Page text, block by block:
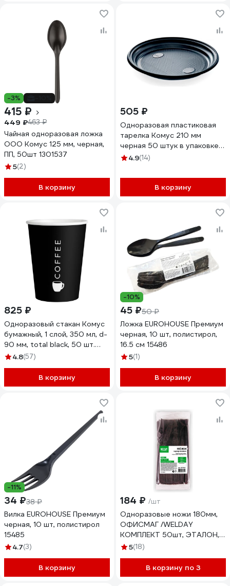
-3%
415 ₽
449 ₽463 ₽
Чайная одноразовая ложка
ООО Комус 125 мм, черная,
ПП, 50шт 1301537
5(2)
В корзину
505 ₽
Одноразовая пластиковая
тарелка Комус 210 мм
черная 50 штук в упаковке
1305765
4.9(14)
В корзину
825 ₽
Одноразовый стакан Комус
бумажный, 1 слой, 350 мл, d-
90 мм, total black, 50 шт.
1788818
4.8(57)
В корзину
-10%
45 ₽50 ₽
Ложка EUROHOUSE Премиум
черная, 10 шт, полистирол,
16.5 см 15486
5(1)
В корзину
-11%
34 ₽38 ₽
Вилка EUROHOUSE Премиум
черная, 10 шт, полистирол
15485
4.7(3)
В корзину
184 ₽ /шт
Одноразовые ножи 180мм,
ОФИСМАГ /WELDAY
КОМПЛЕКТ 50шт, ЭТАЛОН,
пластиковые, черные, ,
5(18)
В корзину по 3